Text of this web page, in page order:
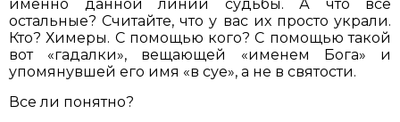
именно данной линии судьбы. А что все
остальные? Считайте, что у вас их просто украли.
Кто? Химеры. С помощью кого? С помощью такой
вот «гадалки», вещающей «именем Бога» и
упомянувшей его имя «в суе», а не в святости.
Все ли понятно?